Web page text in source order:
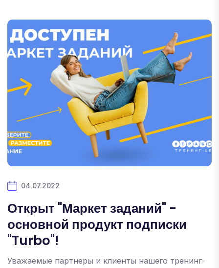
04.07.2022
Открыт "Маркет заданий" -
основной продукт подписки
"Turbo"!
Уважаемые партнеры и клиенты нашего тренинг-